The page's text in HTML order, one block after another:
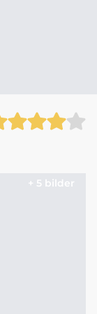
+ 5 bilder